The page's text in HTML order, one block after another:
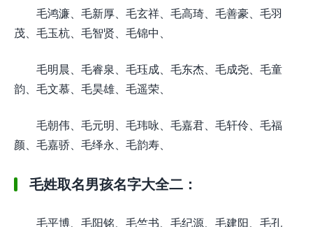
毛鸿濂、毛新厚、毛玄祥、毛高琦、毛善豪、毛羽
茂、毛玉杭、毛智贤、毛锦中、
毛明晨、毛睿泉、毛珏成、毛东杰、毛成尧、毛童
韵、毛文慕、毛昊雄、毛遥荣、
毛朝伟、毛元明、毛玮咏、毛嘉君、毛轩伶、毛福
颜、毛嘉骄、毛绎永、毛韵寿、
毛姓取名男孩名字大全二：
毛平博、毛阳铭、毛竺书、毛纪源、毛建阳、毛孔